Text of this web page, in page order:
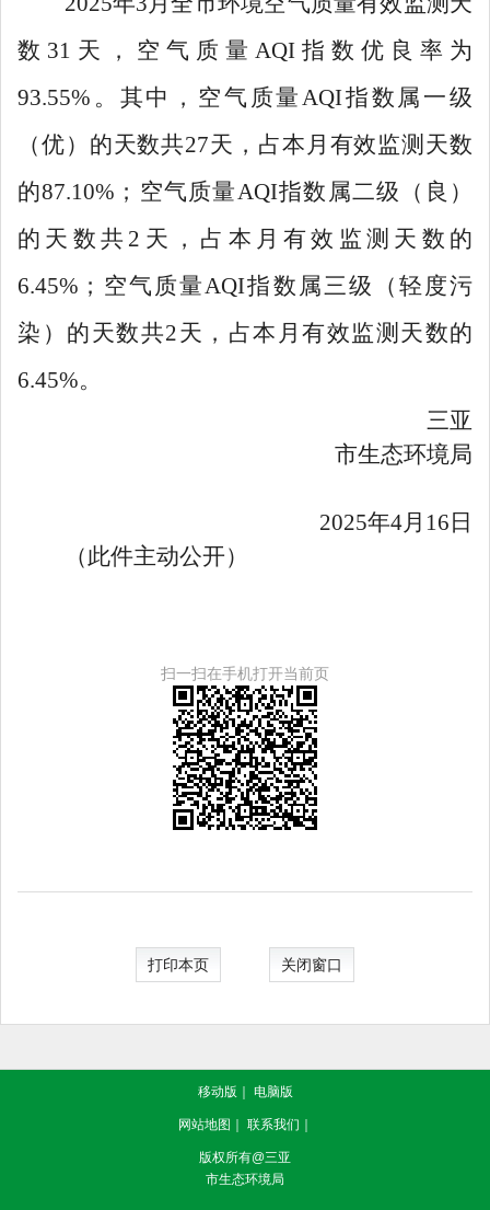
数 31 天，空气质量 AQI 指数优良率为
93.55% 。其中，空气质量 AQI指数属一级
（优）的天数共27天，占本月有效监测天数
的87.10% ； 空气质量 AQI指数属二级（ 良 ）
的天数共 2 天，占本月有效监测天数的
6.45% ； 空气质量 AQI指数属三级（ 轻度污
染 ）的天数共2天，占本月有效监测天数的
6.45%。
三亚
市生态环境局
2025年4月 16 日
（此件主动公开）
扫一扫在手机打开当前页
打印本页 关闭窗口
移动版 ｜ 电脑版
网站地图 ｜ 联系我们 ｜
版权所有@三亚
市生态环境局